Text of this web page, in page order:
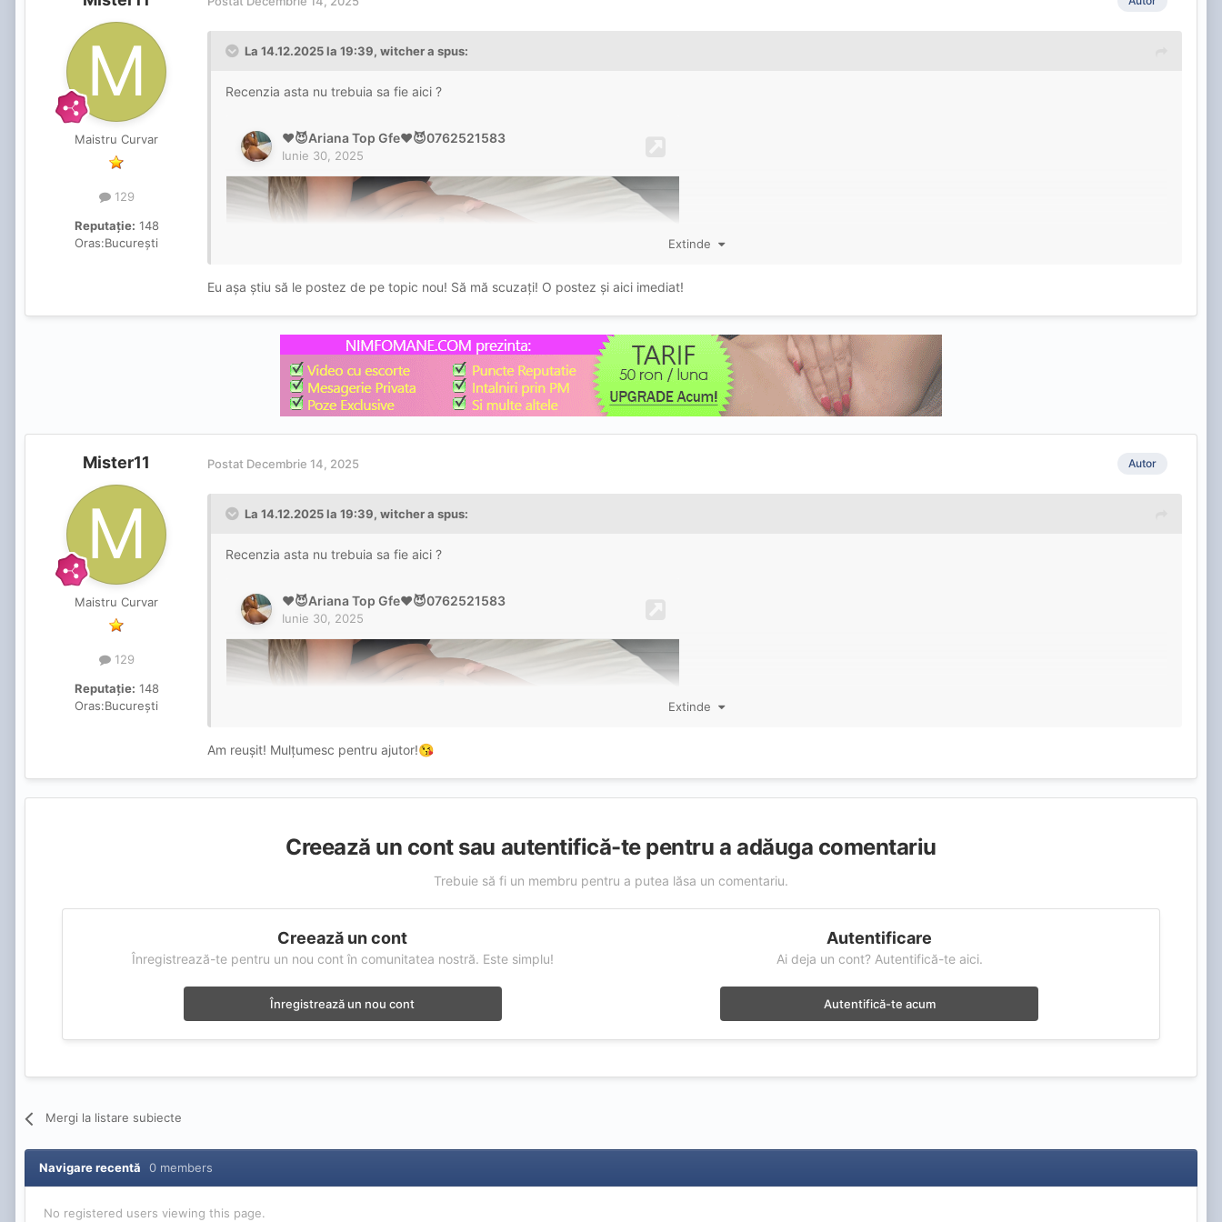
Maistru Curvar
129
Reputație: 148
Oras:București
La 14.12.2025 la 19:39, witchera spus:
Recenzia asta nu trebuia sa fie aici ?
Extinde
Eu așa știu să le postez de pe topic nou! Să mă scuzați! O postez și aici imediat!
Mister11
Maistru Curvar
129
Reputație: 148
Oras:București
Autor
Postat Decembrie 14, 2025
La 14.12.2025 la 19:39, witchera spus:
Recenzia asta nu trebuia sa fie aici ?
Extinde
Am reușit! Mulțumesc pentru ajutor!😘
Creează un cont sau autentifică-te pentru a adăuga comentariu
Trebuie să fi un membru pentru a putea lăsa un comentariu.
Creează un cont
Înregistrează-te pentru un nou cont în comunitatea nostră. Este simplu!
Înregistrează un nou cont
Autentificare
Ai deja un cont? Autentifică-te aici.
Autentifică-te acum
Mergi la listare subiecte
Navigare recentă 0 members
No registered users viewing this page.